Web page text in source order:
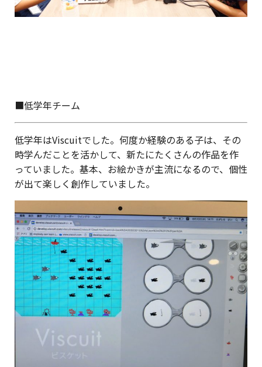
■低学年チーム
低学年はViscuitでした。何度か経験のある子は、その
時学んだことを活かして、新たにたくさんの作品を作
っていました。基本、お絵かきが主流になるので、個性
が出て楽しく創作していました。